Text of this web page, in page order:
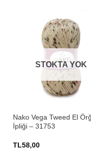
STOKTA YOK
Nako Vega Tweed El
İpliği – 31753
TL58,00